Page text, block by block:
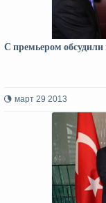
С премьером
март 29 2013